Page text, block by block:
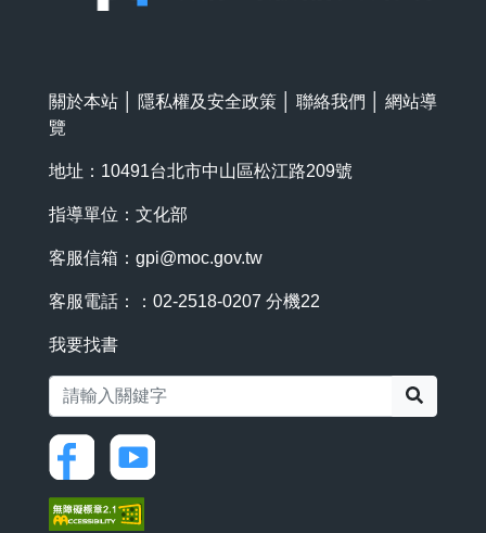
關於本站 隱私權及安全政策 聯絡我們
網站導
覽
地址：10491台北市中山區松江路209號
指導單位：文化部
客服信箱： gpi@moc.gov.tw
客服電話：：02-2518-0207 分機22
我要找書